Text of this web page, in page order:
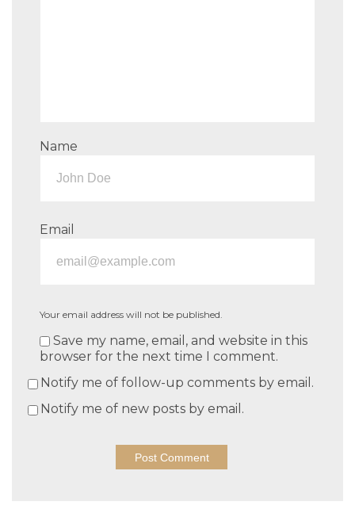
Name
Email
Your email address will not be published.
Save my name, email, and website in this
browser for the next time I comment.
Notify me of follow-up comments by email.
Notify me of new posts by email.